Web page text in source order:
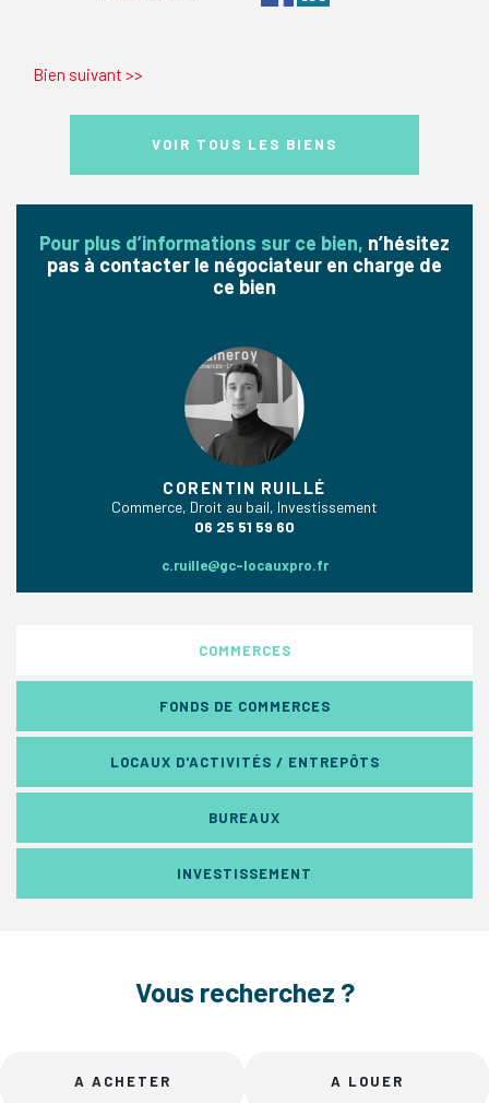
Bien suivant >>
VOIR TOUS LES BIENS
Pour plus d’informations sur ce bien, n’hésitez
pas à contacter le négociateur en charge de
ce bien
CORENTIN RUILLÉ
Commerce, Droit au bail, Investissement
06 25 51 59 60
c.ruille@gc-locauxpro.fr
COMMERCES
FONDS DE COMMERCES
LOCAUX D'ACTIVITÉS / ENTREPÔTS
BUREAUX
INVESTISSEMENT
Vous recherchez ?
A ACHETER A LOUER